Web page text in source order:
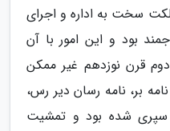
سخت به اداره و اجرای
بود و این امور با آن
قرن نوزدهم غیر ممکن
بر، نامه رسان دیر رس،
سپری شده بود و تمشیت